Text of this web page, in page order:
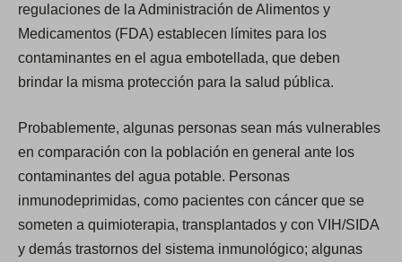
regulaciones de la Administración de Alimentos y
Medicamentos (FDA) establecen límites para los
contaminantes en el agua embotellada, que deben
brindar la misma protección para la salud pública.
Probablemente, algunas personas sean más vulnerables
en comparación con la población en general ante los
contaminantes del agua potable. Personas
inmunodeprimidas, como pacientes con cáncer que se
someten a quimioterapia, transplantados y con VIH/SIDA
y demás trastornos del sistema inmunológico; algunas